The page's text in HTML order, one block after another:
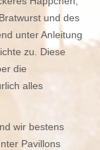
und des
unter Anleitung
zu. Diese
die
alles
wir bestens
Pavillons